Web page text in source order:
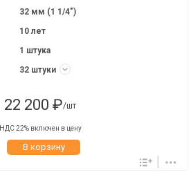
32 мм (1 1/4")
10 лет
1 штука
32 штуки
22 200 ₽/шт
НДС 22% включен в цену
В корзину